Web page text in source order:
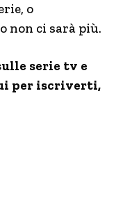
o
non ci sarà più.
serie tv e
per iscriverti,